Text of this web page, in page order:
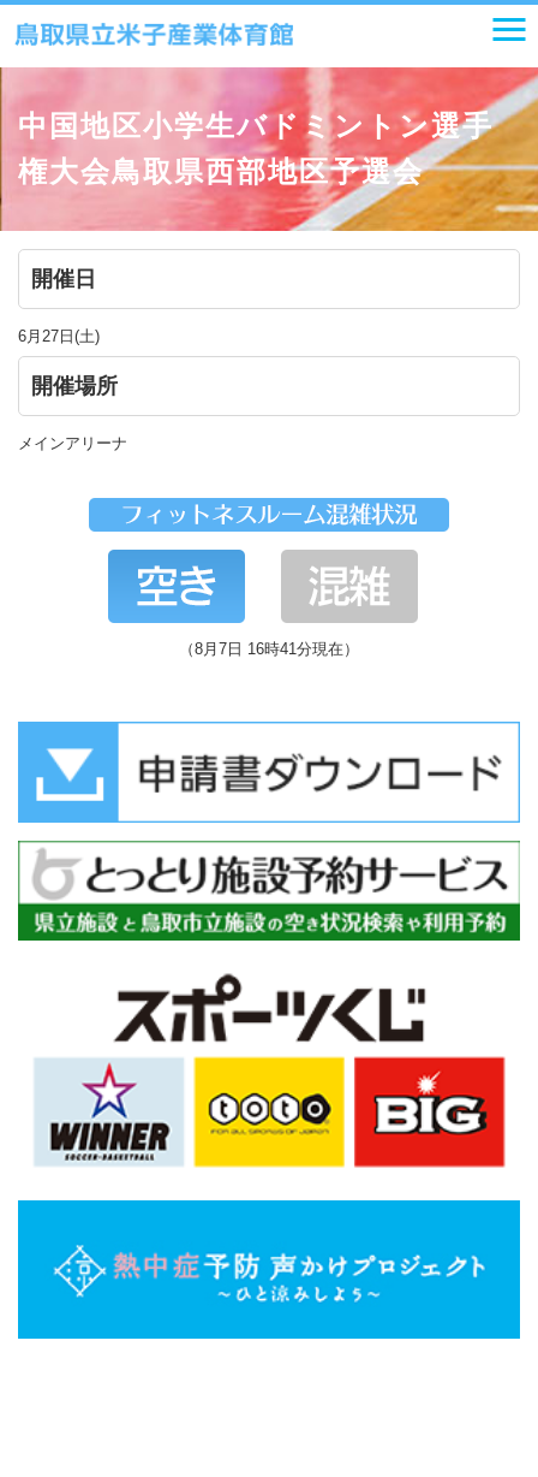
中国地区小学生バドミントン選手
権大会鳥取県西部地区予選会
開催日
6月27日(土)
開催場所
メインアリーナ
（8月7日 16時41分現在）